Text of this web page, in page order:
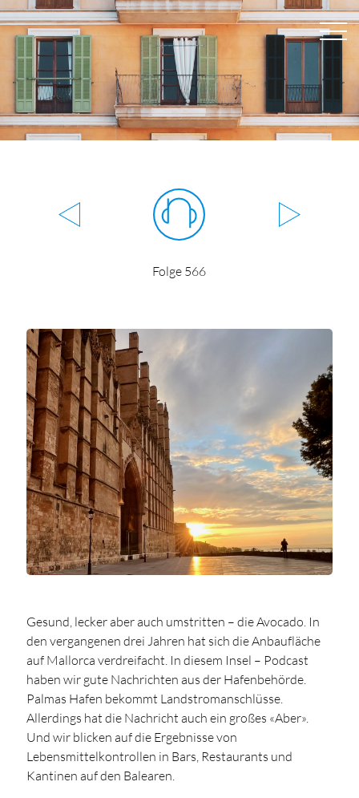
Folge 566
Gesund, lecker aber auch umstritten – die Avocado. In
den vergangenen drei Jahren hat sich die Anbaufläche
auf Mallorca verdreifacht. In diesem Insel – Podcast
haben wir gute Nachrichten aus der Hafenbehörde.
Palmas Hafen bekommt Landstromanschlüsse.
Allerdings hat die Nachricht auch ein großes «Aber».
Und wir blicken auf die Ergebnisse von
Lebensmittelkontrollen in Bars, Restaurants und
Kantinen auf den Balearen.